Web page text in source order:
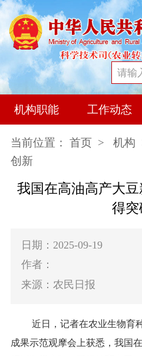
机构职能 工作动态
当前位置： 首页 > 机构
创新
我国在高油高产大
得突
日期：2025-09-19
作者：
来源：农民日报
近日，记者在农业生物育
成果示范观摩会上获悉，我国